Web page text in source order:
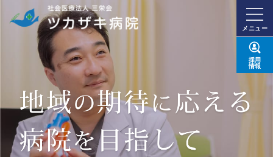
メニュー
採用
情報